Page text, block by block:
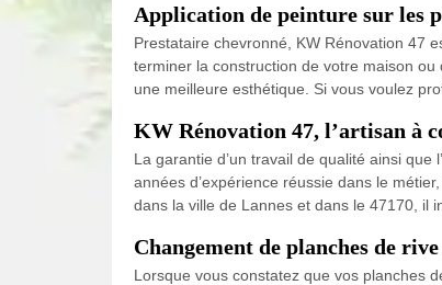
Application de peinture sur les
Prestataire chevronné, KW Rénovation 47
terminer la construction de votre maison
une meilleure esthétique. Si vous voulez
KW Rénovation 47, l’artisan à
La garantie d’un travail de qualité ainsi
années d’expérience réussie dans le
dans la ville de Lannes et dans le 47170, il
Changement de planches de
Lorsque vous constatez que vos planches